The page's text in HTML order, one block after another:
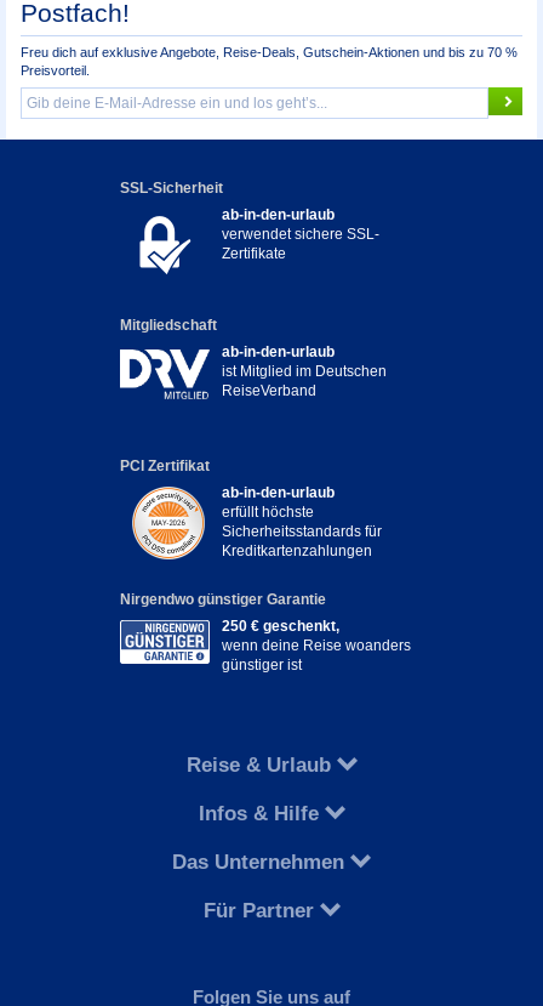
Postfach!
Freu dich auf exklusive Angebote, Reise-Deals, Gutschein-Aktionen und bis zu 70 %
Preisvorteil.
SSL-Sicherheit
ab-in-den-urlaub
verwendet sichere SSL-
Zertifikate
Mitgliedschaft
ab-in-den-urlaub
ist Mitglied im Deutschen
ReiseVerband
PCI Zertifikat
ab-in-den-urlaub
erfüllt höchste
Sicherheitsstandards für
Kreditkartenzahlungen
Nirgendwo günstiger Garantie
250 € geschenkt,
wenn deine Reise woanders
günstiger ist
Reise & Urlaub
Infos & Hilfe
Das Unternehmen
Für Partner
Folgen Sie uns auf